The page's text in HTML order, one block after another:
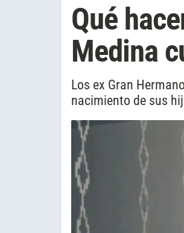
Qué
Medina
Los ex Gran
nacimiento de sus